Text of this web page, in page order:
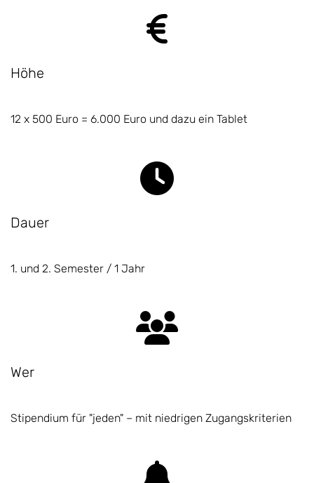
Höhe
12 x 500 Euro = 6.000 Euro und dazu ein Tablet
Dauer
1. und 2. Semester / 1 Jahr
Wer
Stipendium für "jeden" – mit niedrigen Zugangskriterien